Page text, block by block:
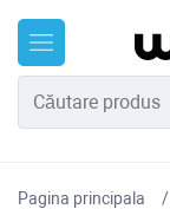
Pagina principala